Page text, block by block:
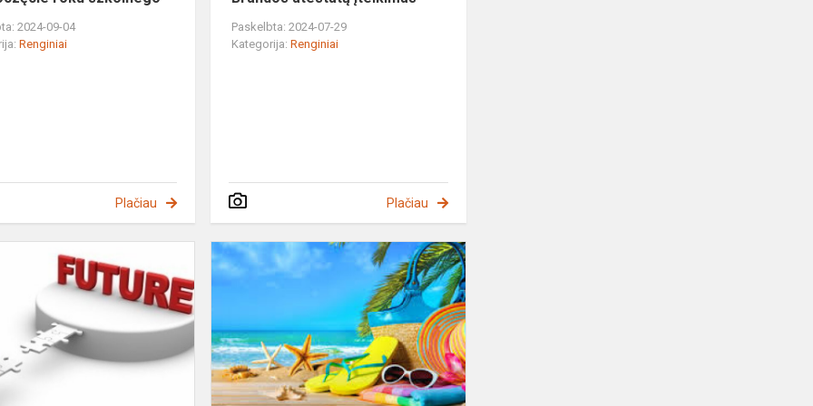
2024-09-04
Renginiai
Plačiau
Paskelbta: 2024-07-29
Kategorija:Renginiai
Plačiau
po
12-
os?
Prevencinė
paskaita
"Saugi
vasara"